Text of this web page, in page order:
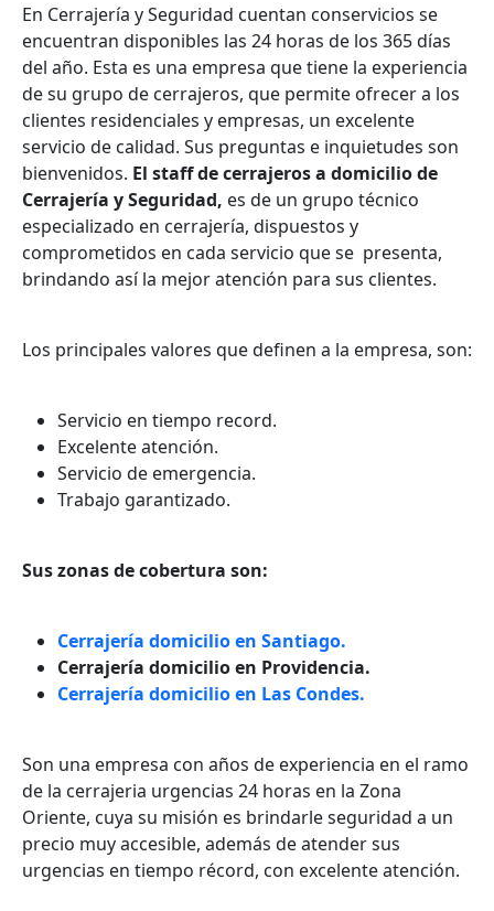
En Cerrajería y Seguridad cuentan conservicios se
encuentran disponibles las 24 horas de los 365 días
del año. Esta es una empresa que tiene la experiencia
de su grupo de cerrajeros, que permite ofrecer a los
clientes residenciales y empresas, un excelente
servicio de calidad. Sus preguntas e inquietudes son
bienvenidos. El staff de cerrajeros a domicilio de
Cerrajería y Seguridad, es de un grupo técnico
especializado en cerrajería, dispuestos y
comprometidos en cada servicio que se presenta,
brindando así la mejor atención para sus clientes.
Los principales valores que definen a la empresa, son:
Servicio en tiempo record.
Excelente atención.
Servicio de emergencia.
Trabajo garantizado.
Sus zonas de cobertura son:
Cerrajería domicilio en Santiago.
Cerrajería domicilio en Providencia.
Cerrajería domicilio en Las Condes.
Son una empresa con años de experiencia en el ramo
de la cerrajeria urgencias 24 horas en la Zona
Oriente, cuya su misión es brindarle seguridad a un
precio muy accesible, además de atender sus
urgencias en tiempo récord, con excelente atención.